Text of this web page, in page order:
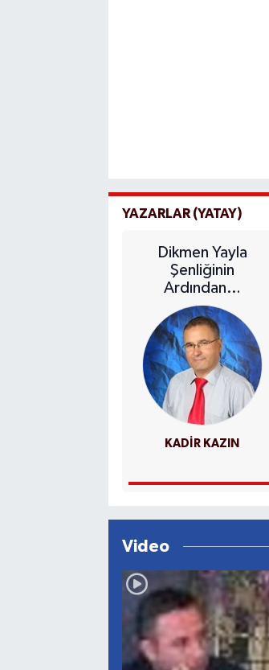
YAZARLAR (YATAY)
Dikmen Yayla
Şenliğinin
Ardından…
KADİR KAZIN
Video